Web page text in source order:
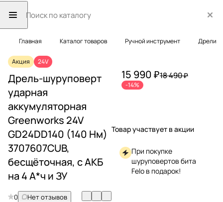
Главная Каталог товаров Ручной инструмент Дрели
Акция 24V
Дрель-шуруповерт
ударная
аккумуляторная
Greenworks 24V
GD24DD140 (140 Нм)
3707607CUB,
бесщёточная, с АКБ
на 4 А*ч и ЗУ
0
Нет отзывов
15 990 ₽18 490 ₽
-14%
Товар участвует в акции
При покупке
шуруповертов бита
Felo в подарок!